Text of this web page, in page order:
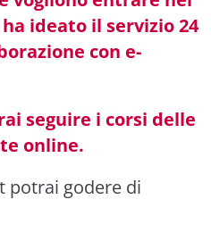
ideato il servizio 24
con e-
seguire i corsi delle
online.
potrai godere di